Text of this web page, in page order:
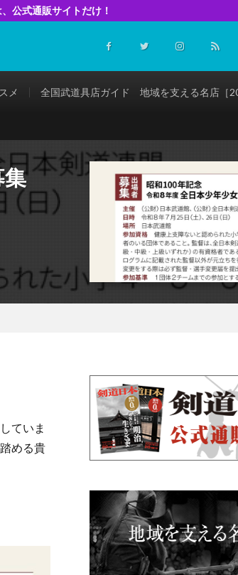
公式通販サイトだけ！
メ 全国武道具店ガイド 地域を支える名店［
集
ていま
める貴